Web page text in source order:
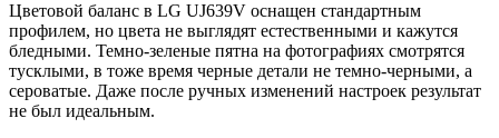
Цветовой баланс в LG UJ639V оснащен стандартным
профилем, но цвета не выглядят естественными и кажутся
бледными. Темно-зеленые пятна на фотографиях смотрятся
тусклыми, в тоже время черные детали не темно-черными, а
сероватые. Даже после ручных изменений настроек результат
не был идеальным.